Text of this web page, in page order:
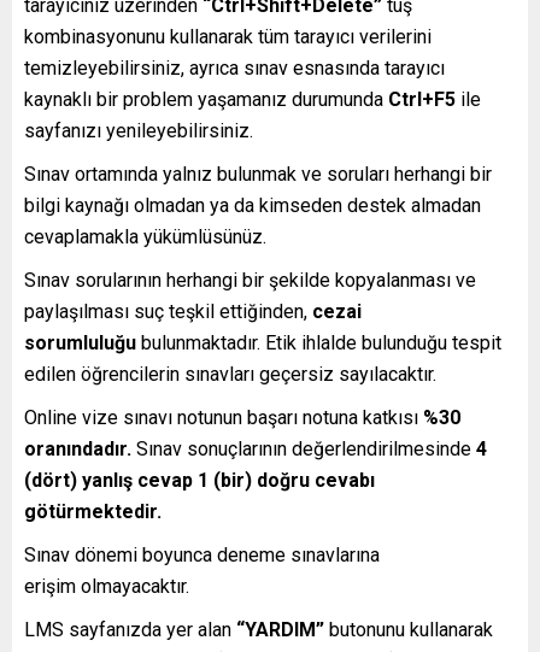
tarayıcınız üzerinden “Ctrl+Shift+Delete” tuş
kombinasyonunu kullanarak tüm tarayıcı verilerini
temizleyebilirsiniz, ayrıca sınav esnasında tarayıcı
kaynaklı bir problem yaşamanız durumunda Ctrl+F5 ile
sayfanızı yenileyebilirsiniz.
Sınav ortamında yalnız bulunmak ve soruları herhangi bir
bilgi kaynağı olmadan ya da kimseden destek almadan
cevaplamakla yükümlüsünüz.
Sınav sorularının herhangi bir şekilde kopyalanması ve
paylaşılması suç teşkil ettiğinden, cezai
sorumluluğu bulunmaktadır. Etik ihlalde bulunduğu tespit
edilen öğrencilerin sınavları geçersiz sayılacaktır.
Online vize sınavı notunun başarı notuna katkısı %30
oranındadır. Sınav sonuçlarının değerlendirilmesinde 4
(dört) yanlış cevap 1 (bir) doğru cevabı
götürmektedir.
Sınav dönemi boyunca deneme sınavlarına
erişim olmayacaktır.
LMS sayfanızda yer alan “YARDIM” butonunu kullanarak